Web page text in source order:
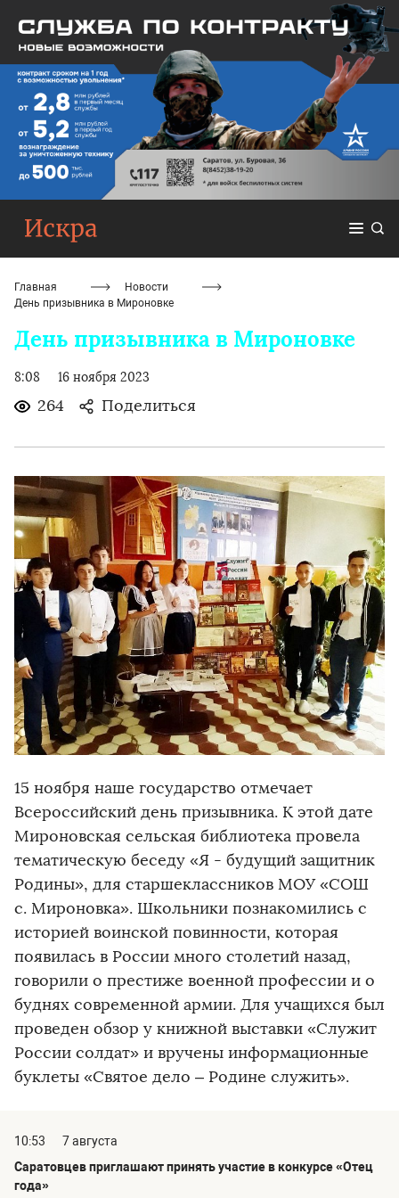
Главная
Новости
День призывника в Мироновке
День призывника в Мироновке
8:08 16 ноября 2023
264 Поделиться
15 ноября наше государство отмечает
Всероссийский день призывника. К этой дате
Мироновская сельская библиотека провела
тематическую беседу «Я - будущий защитник
Родины», для старшеклассников МОУ «СОШ
с. Мироновка». Школьники познакомились с
историей воинской повинности, которая
появилась в России много столетий назад,
говорили о престиже военной профессии и о
буднях современной армии. Для учащихся был
проведен обзор у книжной выставки «Служит
России солдат» и вручены информационные
буклеты «Святое дело – Родине служить».
10:53
7 августа
Саратовцев приглашают принять участие в конкурсе «Отец
года»